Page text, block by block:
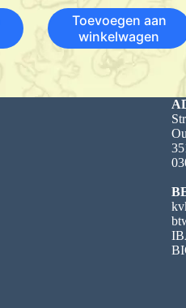
Toevoegen aan
winkelwagen